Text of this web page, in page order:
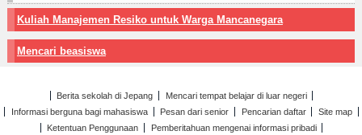
Kuliah Manajemen Resiko untuk Warga Mancanegara
Mencari beasiswa
Berita sekolah di Jepang
Mencari tempat belajar di luar negeri
Informasi berguna bagi mahasiswa
Pesan dari senior Pencarian daftar
Site map
Ketentuan Penggunaan
Pemberitahuan mengenai informasi pribadi